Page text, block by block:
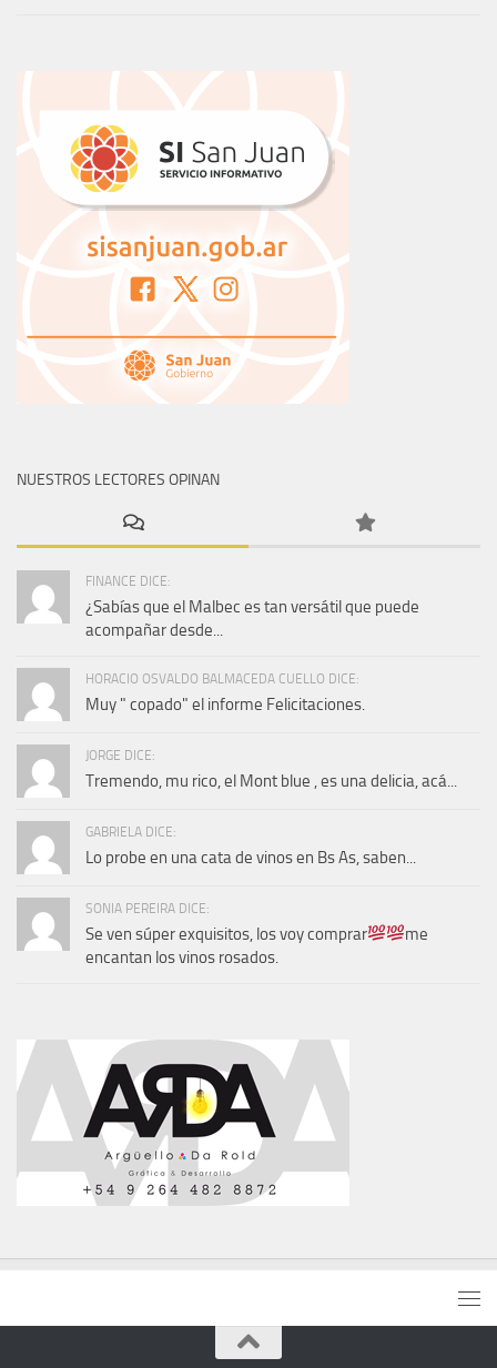
NUESTROS LECTORES OPINAN
FINANCE DICE:
¿Sabías que el Malbec es tan versátil que puede
acompañar desde...
HORACIO OSVALDO BALMACEDA CUELLO DICE:
Muy " copado" el informe Felicitaciones.
JORGE DICE:
Tremendo, mu rico, el Mont blue , es una delicia, acá...
GABRIELA DICE:
Lo probe en una cata de vinos en Bs As, saben...
SONIA PEREIRA DICE:
Se ven súper exquisitos, los voy comprar
me
encantan los vinos rosados.